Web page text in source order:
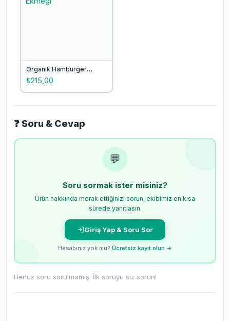
Organik Hamburger
Ekmeği
₺215,00
❓ Soru & Cevap
💬
Soru sormak ister misiniz?
Ürün hakkında merak ettiğinizi sorun, ekibimiz en kısa
sürede yanıtlasın.
Giriş Yap & Soru Sor
Hesabınız yok mu? Ücretsiz kayıt olun →
Henüz soru sorulmamış. İlk soruyu siz sorun!